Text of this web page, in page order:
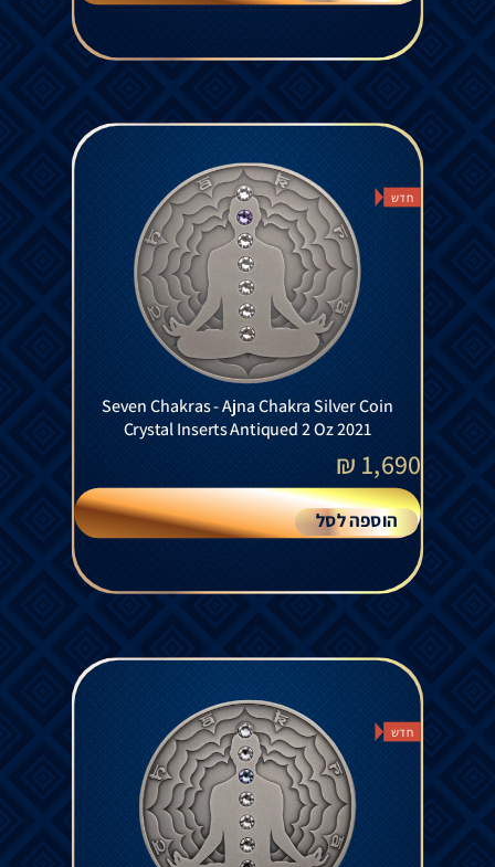
חדש
Seven Chakras - Ajna Chakra Silver Coin
Crystal Inserts Antiqued 2 Oz 2021
1,690
₪
הוספה לסל
חדש